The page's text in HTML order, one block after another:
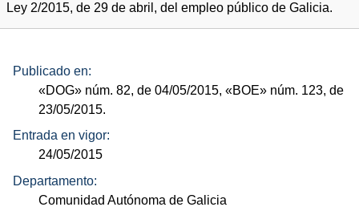
Ley 2/2015, de 29 de abril, del empleo público de Galicia.
Publicado en:
«DOG» núm. 82, de 04/05/2015,«BOE» núm. 123, de
23/05/2015.
Entrada en vigor:
24/05/2015
Departamento:
Comunidad Autónoma de Galicia